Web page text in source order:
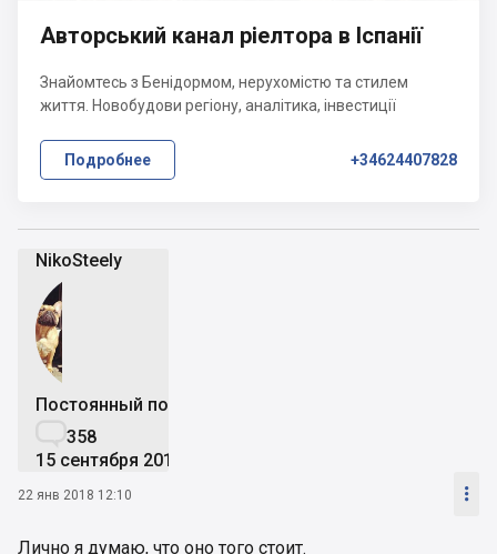
NikoSteely
Постоянный пользователь
358
15 сентября 2015
22 янв 2018 12:10 
Лично я думаю, что оно того стоит.
Авторський канал ріелтора в Іспанії
Знайомтесь з Бенідормом, нерухомістю та стилем
життя. Новобудови регіону, аналітика, інвестиції
Подробнее +34624407828